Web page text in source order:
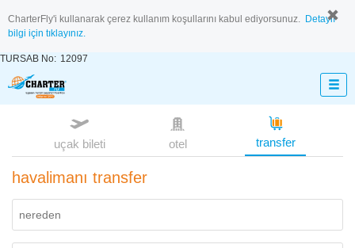
CharterFly'i kullanarak çerez kullanım koşullarını kabul ediyorsunuz. Detaylı
bilgi için tıklayınız.
TURSAB No: 12097
uçak bileti otel transfer
havalimanı transfer